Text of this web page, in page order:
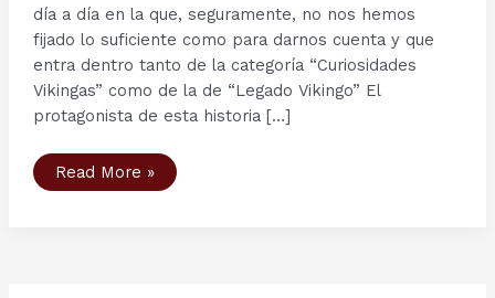
día a día en la que, seguramente, no nos hemos
fijado lo suficiente como para darnos cuenta y que
entra dentro tanto de la categoría “Curiosidades
Vikingas” como de la de “Legado Vikingo” El
protagonista de esta historia […]
El
Legado
Read More »